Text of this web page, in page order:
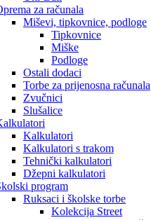
za računala
Miševi, tipkovnice, podloge
Tipkovnice
Miške
Podloge
Ostali dodaci
Torbe za prijenosna računala
Zvučnici
Slušalice
Kalkulatori
Kalkulatori s trakom
Tehnički kalkulatori
Džepni kalkulatori
program
Ruksaci i školske torbe
Kolekcija Street